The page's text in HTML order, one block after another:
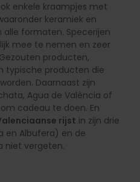
enkele kraampjes met
keramiek en
alle formaten. Specerijen
mee te nemen en zeer
producten,
typische producten die
Daarnaast zijn
Agua de València of
cadeau te doen. En
rijst in zijn drie
en Albufera) en de
niet vergeten.